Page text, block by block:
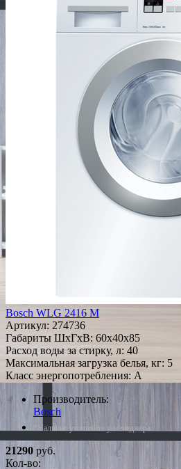
Bosch WLG 2416 M
Артикул: 274736
Габариты ШxГxВ: 60x40x85
Расход воды за стирку, л: 40
Максимальная загрузка белья, кг: 5
Класс энергопотребления: A
Производитель:
Bosch
*Наличие уточняйте у менеджера
21290 руб.
Кол-во: